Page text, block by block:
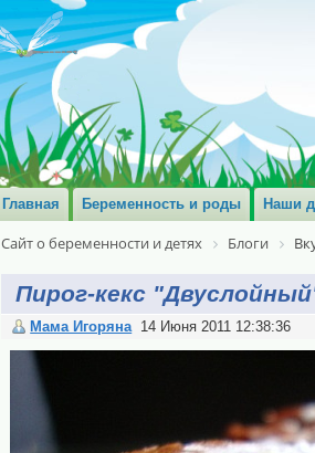
Главная Беременность и роды Наши
Сайт о беременности и детях Блоги
Пирог-кекс
Мама Игоряна 14 Июня 2011 12:38:36